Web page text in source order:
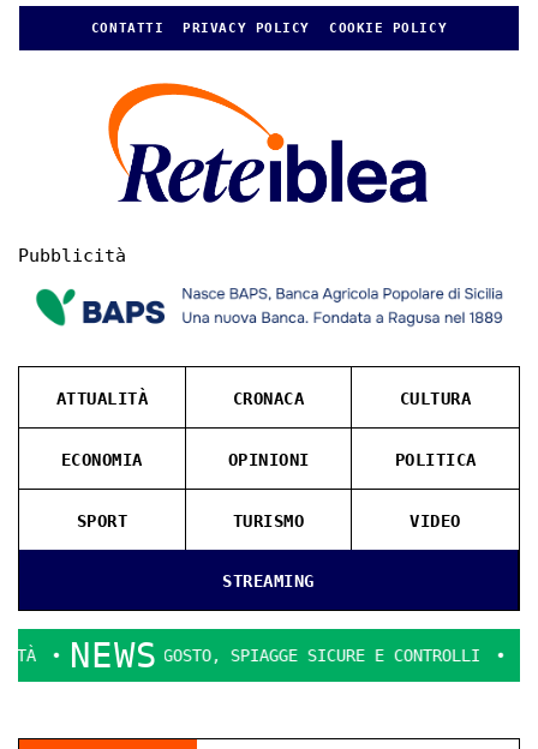
CONTATTI PRIVACY POLICY COOKIE POLICY
Pubblicità
STREAMING
ATTUALITÀ CRONACA CULTURA
ECONOMIA OPINIONI POLITICA
SPORT TURISMO VIDEO
NEWS
14 AGOSTO, SPIAGGE SICURE E CONTROLLI